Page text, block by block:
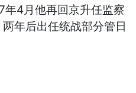
4月他再回京升任监察
年后出任统战部分管日